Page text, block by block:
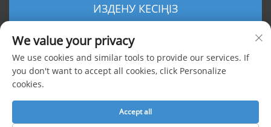
ИЗДЕНУ КЕСІҢІЗ
Барлық құқықтар сақталған © 2025 Shanghai Foxygen Industrial Co., Ltd.
We value your privacy
We use cookies and similar tools to provide our services. If
you don't want to accept all cookies, click Personalize
cookies.
Accept all